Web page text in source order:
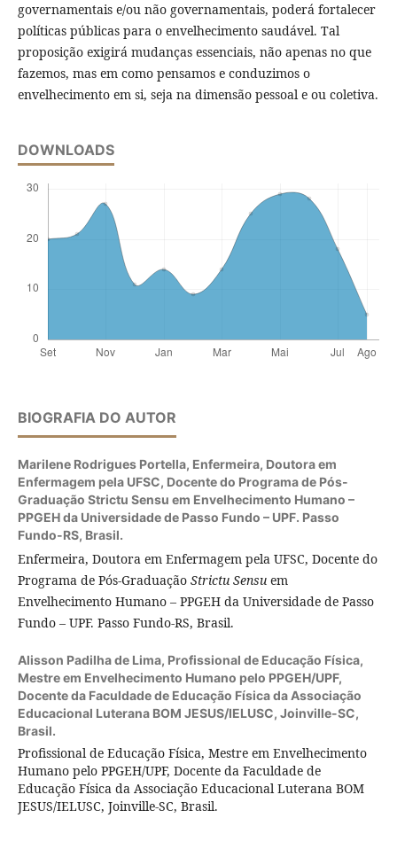
governamentais e/ou não governamentais, poderá fortalecer
políticas públicas para o envelhecimento saudável. Tal
proposição exigirá mudanças essenciais, não apenas no que
fazemos, mas em como pensamos e conduzimos o
envelhecimento em si, seja na dimensão pessoal e ou coletiva.
DOWNLOADS
BIOGRAFIA DO AUTOR
Marilene Rodrigues Portella, Enfermeira, Doutora em
Enfermagem pela UFSC, Docente do Programa de Pós-
Graduação Strictu Sensu em Envelhecimento Humano –
PPGEH da Universidade de Passo Fundo – UPF. Passo
Fundo-RS, Brasil.
Enfermeira, Doutora em Enfermagem pela UFSC, Docente do
Programa de Pós-Graduação Strictu Sensuem
Envelhecimento Humano – PPGEH da Universidade de Passo
Fundo – UPF. Passo Fundo-RS, Brasil.
Alisson Padilha de Lima, Profissional de Educação Física,
Mestre em Envelhecimento Humano pelo PPGEH/UPF,
Docente da Faculdade de Educação Física da Associação
Educacional Luterana BOM JESUS/IELUSC, Joinville-SC,
Brasil.
Profissional de Educação Física, Mestre em Envelhecimento
Humano pelo PPGEH/UPF, Docente da Faculdade de
Educação Física da Associação Educacional Luterana BOM
JESUS/IELUSC, Joinville-SC, Brasil.